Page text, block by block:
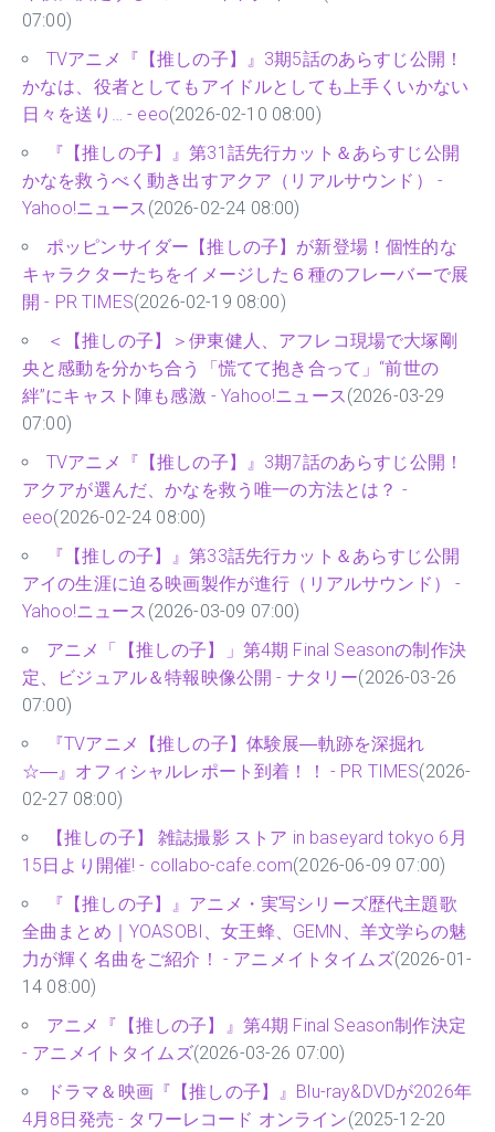
07:00)
TVアニメ『【推しの子】』3期5話のあらすじ公開！
かなは、役者としてもアイドルとしても上手くいかない
日々を送り… - eeo(2026-02-10 08:00)
『【推しの子】』第31話先行カット＆あらすじ公開
かなを救うべく動き出すアクア（リアルサウンド） -
Yahoo!ニュース (2026-02-24 08:00)
ポッピンサイダー【推しの子】が新登場！個性的な
キャラクターたちをイメージした６種のフレーバーで展
開 - PR TIMES(2026-02-19 08:00)
＜【推しの子】＞伊東健人、アフレコ現場で大塚剛
央と感動を分かち合う「慌てて抱き合って」“前世の
絆”にキャスト陣も感激 - Yahoo!ニュース(2026-03-29
07:00)
TVアニメ『【推しの子】』3期7話のあらすじ公開！
アクアが選んだ、かなを救う唯一の方法とは？ -
eeo(2026-02-24 08:00)
『【推しの子】』第33話先行カット＆あらすじ公開
アイの生涯に迫る映画製作が進行（リアルサウンド） -
Yahoo!ニュース (2026-03-09 07:00)
アニメ「【推しの子】」第4期 Final Seasonの制作決
定、ビジュアル＆特報映像公開 - ナタリー(2026-03-26
07:00)
『TVアニメ【推しの子】体験展―軌跡を深掘れ
☆―』オフィシャルレポート到着！！ - PR TIMES(2026-
02-27 08:00)
【推しの子】 雑誌撮影 ストア in baseyard tokyo 6月
15日より開催! - collabo-cafe.com(2026-06-09 07:00)
『【推しの子】』アニメ・実写シリーズ歴代主題歌
全曲まとめ｜YOASOBI、女王蜂、GEMN、羊文学らの魅
力が輝く名曲をご紹介！ - アニメイトタイムズ(2026-01-
14 08:00)
アニメ『【推しの子】』第4期 Final Season制作決定
- アニメイトタイムズ(2026-03-26 07:00)
ドラマ＆映画『【推しの子】』Blu-ray&DVDが2026年
4月8日発売 - タワーレコード オンライン(2025-12-20